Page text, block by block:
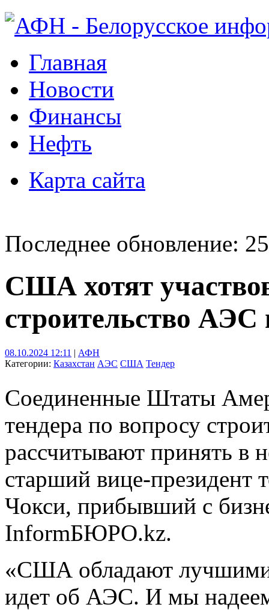
Главная
Новости
Финансы
Нефть
Карта сайта
Последнее обновление:
США хотят
строительство АЭС
08.10.2024 12:11 | АФН
Категории: Казахстан АЭС США Тендер
Соединенные Штаты
тендера по вопросу
рассчитывают принять в
старший вице-
Чокси, прибывший с
InformБЮРО.kz.
«США обладают лучшими
идет об АЭС. И мы